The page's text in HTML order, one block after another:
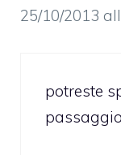
25/10/2013
potreste